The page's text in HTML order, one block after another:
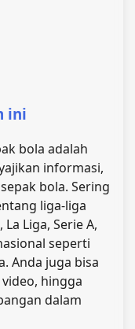
ini
bola adalah
informasi,
bola. Sering
liga-liga
Liga, Serie A,
seperti
Anda juga bisa
hingga
dalam